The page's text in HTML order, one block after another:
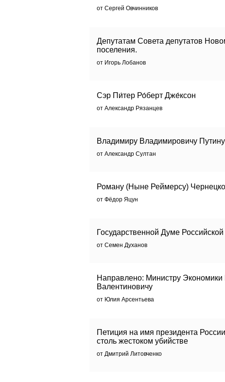
от Сергей Овчинников
Депутатам Совета депутатов
поселения.
от Игорь Лобанов
Сэр Пи́тер Ро́берт Дже́ксон
от Александр Рязанцев
Владимиру Владимировичу Путину
от Александр Султан
Роману (Ныне Реймерсу)
от Фёдор Яцун
Государственной Думе
от Семен Духанов
Направлено: Министру
Валентиновичу
от Юлия Арсентьева
Петиция на имя президента
столь жестоком убийстве
от Дмитрий Литовченко